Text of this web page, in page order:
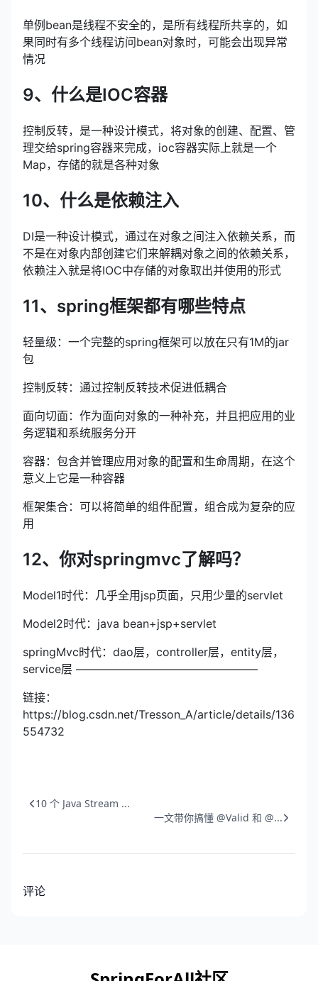
单例bean是线程不安全的，是所有线程所共享的，如
果同时有多个线程访问bean对象时，可能会出现异常
情况
9、什么是IOC容器
控制反转，是一种设计模式，将对象的创建、配置、管
理交给spring容器来完成，ioc容器实际上就是一个
Map，存储的就是各种对象
10、什么是依赖注入
DI是一种设计模式，通过在对象之间注入依赖关系，而
不是在对象内部创建它们来解耦对象之间的依赖关系，
依赖注入就是将IOC中存储的对象取出并使用的形式
11、spring框架都有哪些特点
轻量级：一个完整的spring框架可以放在只有1M的jar
包
控制反转：通过控制反转技术促进低耦合
面向切面：作为面向对象的一种补充，并且把应用的业
务逻辑和系统服务分开
容器：包含并管理应用对象的配置和生命周期，在这个
意义上它是一种容器
框架集合：可以将简单的组件配置，组合成为复杂的应
用
12、你对springmvc了解吗？
Model1时代：几乎全用jsp页面，只用少量的servlet
Model2时代：java bean+jsp+servlet
springMvc时代：dao层，controller层，entity层，
service层 ————————————————
链接：
https://blog.csdn.net/Tresson_A/article/details/136
554732
10 个 Java Stream ...
一文带你搞懂 @Valid 和 @...
评论